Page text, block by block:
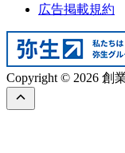
広告掲載規約
Copyright © 2026 創